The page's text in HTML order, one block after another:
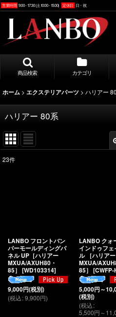
営業時間 9:00 - 17:30 (土10:00 - 15:00) 定休日 日・祝
商品検索 カテゴリ
ホーム > エクステリアパーツ > ハリアー
ハリアー 80系
23件
LANBO フロントバン
パーモールディングパ
ネル UP［ハリアー
MXUA/AXUH80・
85］ [WD103314]
9,000円(税別)
(税込:9,900円)
LANBO クォ
インドゥフェ
ル ［ハリアー
MXUA/
85］ [CWFP-
5,000円～
(税別)
(税込:
5,500円～